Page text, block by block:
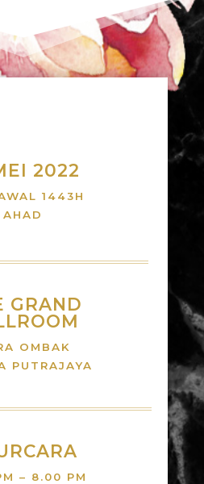
2022
1443H
AHAD
GRAND
OMBAK
PUTRAJAYA
– 8.00 PM